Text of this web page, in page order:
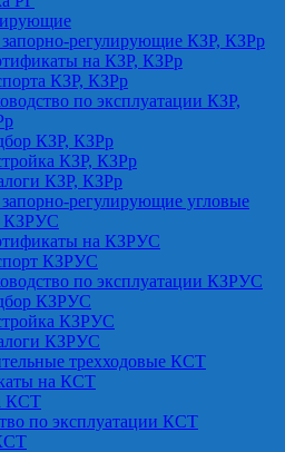
регулирующие КЗР, КЗРр
на КЗР, КЗРр
КЗР, КЗРр
по эксплуатации КЗР,
КЗР, КЗРр
КЗР, КЗРр
КЗР, КЗРр
регулирующие угловые
КЗРУС
на КЗРУС
КЗРУС
по эксплуатации КЗРУС
КЗРУС
КЗРУС
КЗРУС
трехходовые КСТ
на КСТ
КСТ
по эксплуатации КСТ